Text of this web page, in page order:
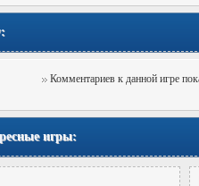
Комментариев к данной игре
игры: